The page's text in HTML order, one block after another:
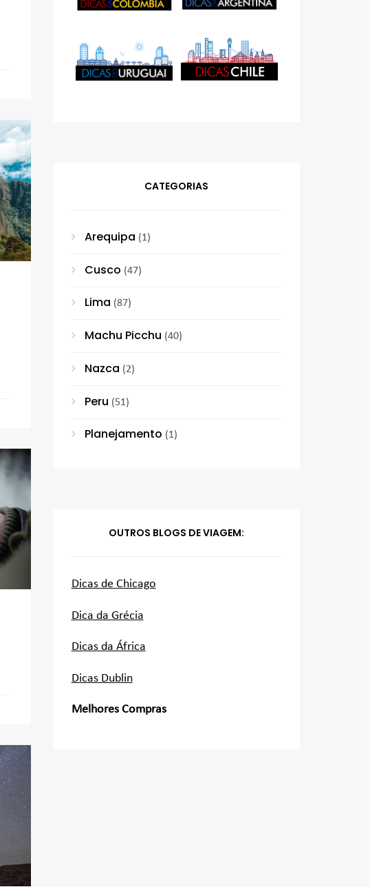
CATEGORIAS
Arequipa (1)
Cusco (47)
Lima (87)
Machu Picchu (40)
Nazca (2)
Peru (51)
Planejamento (1)
OUTROS BLOGS DE VIAGEM:
Dicas de Chicago
Dica da Grécia
Dicas da África
Dicas Dublin
Melhores Compras